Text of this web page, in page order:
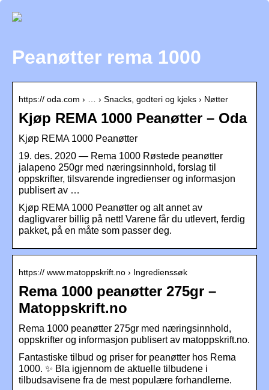
Peanøtter rema 1000
https:// oda.com › … › Snacks, godteri og kjeks › Nøtter
Kjøp REMA 1000 Peanøtter – Oda
Kjøp REMA 1000 Peanøtter
19. des. 2020 — Rema 1000 Røstede peanøtter
jalapeno 250gr med næringsinnhold, forslag til
oppskrifter, tilsvarende ingredienser og informasjon
publisert av …
Kjøp REMA 1000 Peanøtter og alt annet av
dagligvarer billig på nett! Varene får du utlevert, ferdig
pakket, på en måte som passer deg.
https:// www.matoppskrift.no › Ingredienssøk
Rema 1000 peanøtter 275gr –
Matoppskrift.no
Rema 1000 peanøtter 275gr med næringsinnhold,
oppskrifter og informasjon publisert av matoppskrift.no.
Fantastiske tilbud og priser for peanøtter hos Rema
1000. ✨ Bla igjennom de aktuelle tilbudene i
tilbudsavisene fra de mest populære forhandlerne.